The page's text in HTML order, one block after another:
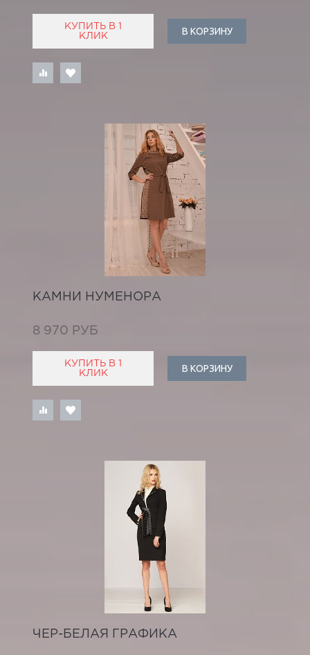
КУПИТЬ В 1
КЛИК
В КОРЗИНУ
КАМНИ НУМЕНОРА
8 970 РУБ
КУПИТЬ В 1
КЛИК
В КОРЗИНУ
ЧЕР-БЕЛАЯ ГРАФИКА